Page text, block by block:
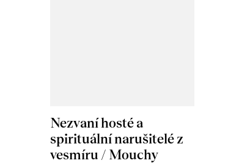
Nezvaní hosté a
spirituální narušitelé z
vesmíru / Mouchy